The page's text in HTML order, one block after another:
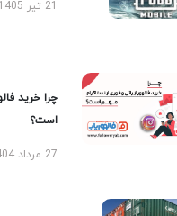
چرا خرید
است؟
27 مرداد 1404